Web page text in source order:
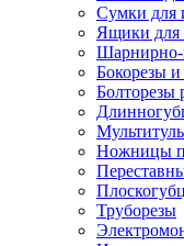
Сумки для
Ящики для
Шарнирно-
Бокорезы и
Болторезы
Ножницы
Труборезы